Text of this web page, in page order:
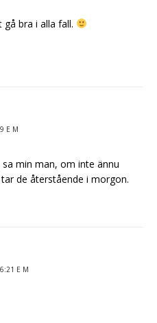
gå bra i alla fall.
E M
min man, om inte ännu
de återstående i morgon.
E M